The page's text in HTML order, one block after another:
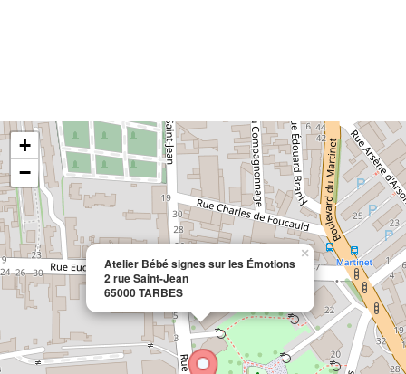
Atelier Bébé signes sur les Émotions
2 rue Saint-Jean
65000 TARBES
×
+
−